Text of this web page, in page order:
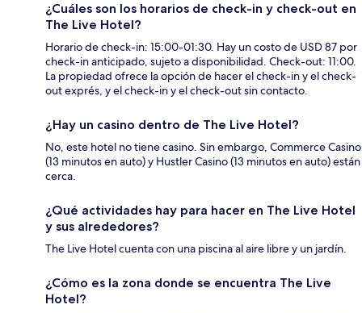
¿Cuáles son los horarios de check-in y check-out en
The Live Hotel?
Horario de check-in: 15:00-01:30. Hay un costo de USD 87 por
check-in anticipado, sujeto a disponibilidad. Check-out: 11:00.
La propiedad ofrece la opción de hacer el check-in y el check-
out exprés, y el check-in y el check-out sin contacto.
¿Hay un casino dentro de The Live Hotel?
No, este hotel no tiene casino. Sin embargo, Commerce Casino
(13 minutos en auto) y Hustler Casino (13 minutos en auto) están
cerca.
¿Qué actividades hay para hacer en The Live Hotel
y sus alrededores?
The Live Hotel cuenta con una piscina al aire libre y un jardín.
¿Cómo es la zona donde se encuentra The Live
Hotel?